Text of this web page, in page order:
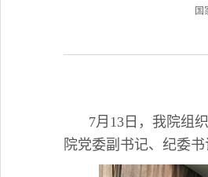
国
7月13日，我院组
院党委副书记、纪委